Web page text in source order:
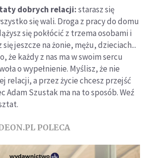
dobrych relacji:starasz się
się wali. Droga z pracy do domu
się pokłócić z trzema osobami i
jeszcze na żonie, mężu, dzieciach...
że każdy z nas ma w swoim sercu
o wypełnienie. Myślisz, że nie
relacji, a przez życie chcesz przejść
Adam Szustak ma na to sposób. Weź
POLECA